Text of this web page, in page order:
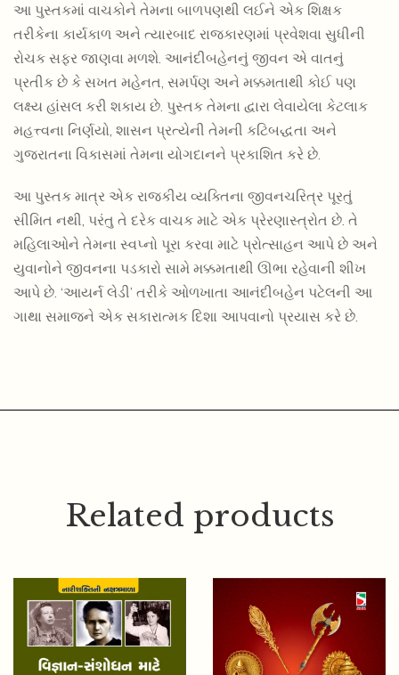
MANAGEMENT
આ પુસ્તકમાં વાચકોને તેમના બાળપણથી લઈને એક શિક્ષક
તરીકેના કાર્યકાળ અને ત્યારબાદ રાજકારણમાં પ્રવેશવા સુધીની
રોચક સફર જાણવા મળશે. આનંદીબહેનનું જીવન એ વાતનું
પ્રતીક છે કે સખત મહેનત, સમર્પણ અને મક્કમતાથી કોઈ પણ
લક્ષ્ય હાંસલ કરી શકાય છે. પુસ્તક તેમના દ્વારા લેવાયેલા કેટલાક
મહત્ત્વના નિર્ણયો, શાસન પ્રત્યેની તેમની કટિબદ્ધતા અને
ગુજરાતના વિકાસમાં તેમના યોગદાનને પ્રકાશિત કરે છે.
આ પુસ્તક માત્ર એક રાજકીય વ્યક્તિના જીવનચરિત્ર પૂરતું
સીમિત નથી, પરંતુ તે દરેક વાચક માટે એક પ્રેરણાસ્ત્રોત છે. તે
મહિલાઓને તેમના સ્વપ્નો પૂરા કરવા માટે પ્રોત્સાહન આપે છે અને
યુવાનોને જીવનના પડકારો સામે મક્કમતાથી ઊભા રહેવાની શીખ
આપે છે. ‘આયર્ન લેડી’ તરીકે ઓળખાતા આનંદીબહેન પટેલની આ
ગાથા સમાજને એક સકારાત્મક દિશા આપવાનો પ્રયાસ કરે છે.
Related products